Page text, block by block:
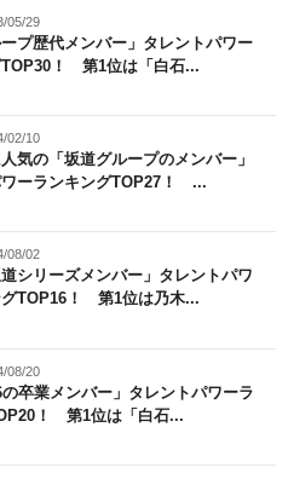
05/29
ープ歴代メンバー」タレントパワー
TOP30！ 第1位は「白石...
02/10
気の「坂道グループのメンバー」
ワーランキングTOP27！ ...
08/02
道シリーズメンバー」タレントパワ
グTOP16！ 第1位は乃木...
08/20
の卒業メンバー」タレントパワーラ
！ 第1位は「白石...